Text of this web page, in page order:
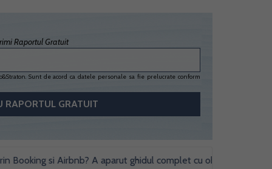
Raportul Gratuit
Sunt de acord ca datele personale sa fie prelucrate conform
si Airbnb? A aparut ghidul complet cu obligatii fiscale si